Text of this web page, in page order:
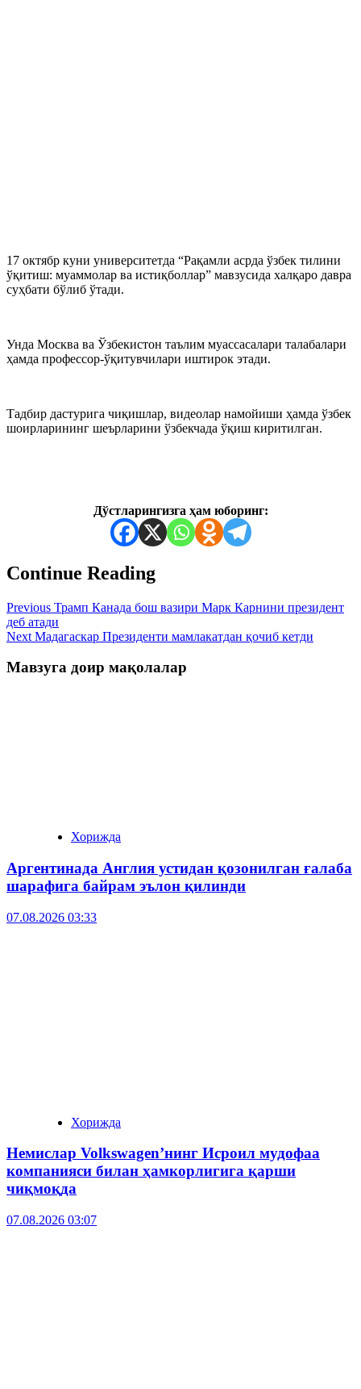
17 октябр куни университетда “Рақамли асрда ўзбек тилини
ўқитиш: муаммолар ва истиқболлар” мавзусида халқаро давра
суҳбати бўлиб ўтади.
Унда Москва ва Ўзбекистон таълим муассасалари талабалари
ҳамда профессор-ўқитувчилари иштирок этади.
Тадбир дастурига чиқишлар, видеолар намойиши ҳамда ўзбек
шоирларининг шеърларини ўзбекчада ўқиш киритилган.
Дўстларингизга ҳам юборинг:
Continue Reading
Previous Трамп Канада бош вазири Марк Карнини президент
деб атади
Next Мадагаскар Президенти мамлакатдан қочиб кетди
Мавзуга доир мақолалар
Хорижда
Аргентинада Англия устидан қозонилган ғалаба
шарафига байрам эълон қилинди
07.08.2026 03:33
Хорижда
Немислар Volkswagen’нинг Исроил мудофаа
компанияси билан ҳамкорлигига қарши
чиқмоқда
07.08.2026 03:07